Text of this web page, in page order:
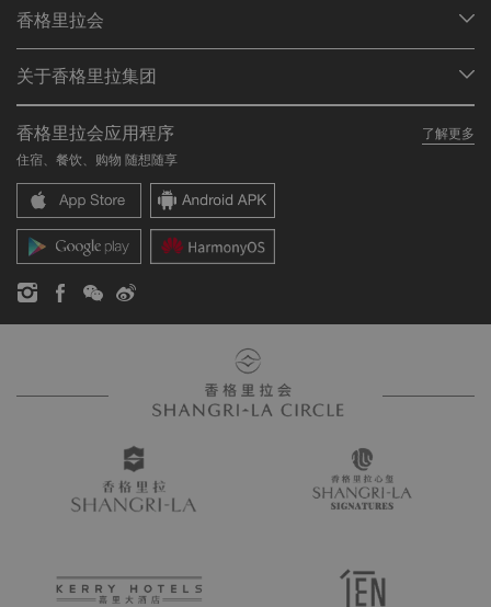
查找预订
餐厅与酒吧
香格里拉会
加入香格里拉会
常见问题
联络我们
关于香格里拉集团
我们的酒店品牌
香格里拉中心
香格里拉公寓
联系方式
职业发展
企业社会责任
新闻稿
香格里拉会应用程序
了解更多
住宿、餐饮、购物 随想随享